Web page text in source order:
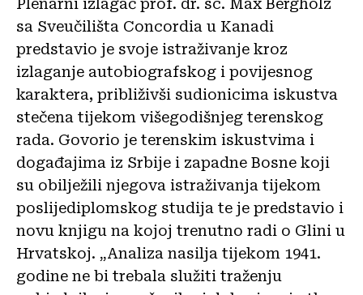
sa Sveučilišta Concordia u Kanadi
predstavio je svoje istraživanje kroz
izlaganje autobiografskog i povijesnog
karaktera, približivši sudionicima iskustva
stečena tijekom višegodišnjeg terenskog
rada. Govorio je terenskim iskustvima i
događajima iz Srbije i zapadne Bosne koji
su obilježili njegova istraživanja tijekom
poslijediplomskog studija te je predstavio i
novu knjigu na kojoj trenutno radi o Glini u
Hrvatskoj. „Analiza nasilja tijekom 1941.
godine ne bi trebala služiti traženju